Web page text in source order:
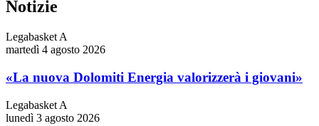
Notizie
Legabasket A
martedì 4 agosto 2026
«La nuova Dolomiti Energia valorizzerà i giovani»
Legabasket A
lunedì 3 agosto 2026